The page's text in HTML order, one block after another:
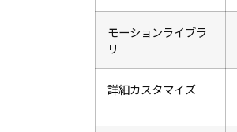
モーションライブラ
リ
詳細カスタマイズ